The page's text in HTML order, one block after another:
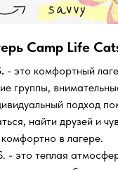
Camp Life
- это комфортный
группы,
подход
найти друзей и
комфортно в лагере.
- это теплая